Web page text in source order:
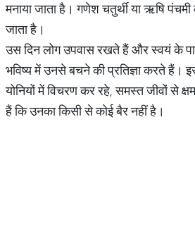
मनाया जाता है। गणेश चतुर्थी या ऋषि पंचमी
जाता है।
उस दिन लोग उपवास रखते हैं और स्वयं के
भविष्य में उनसे बचने की प्रतिज्ञा करते हैं।
योनियों में विचरण कर रहे, समस्त जीवों से
हैं कि उनका किसी से कोई बैर नहीं है।